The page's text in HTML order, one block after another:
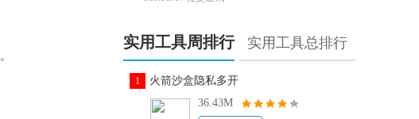
实用工具周排行 实用工具总排行
1
火箭沙盒隐私多开
36.43M